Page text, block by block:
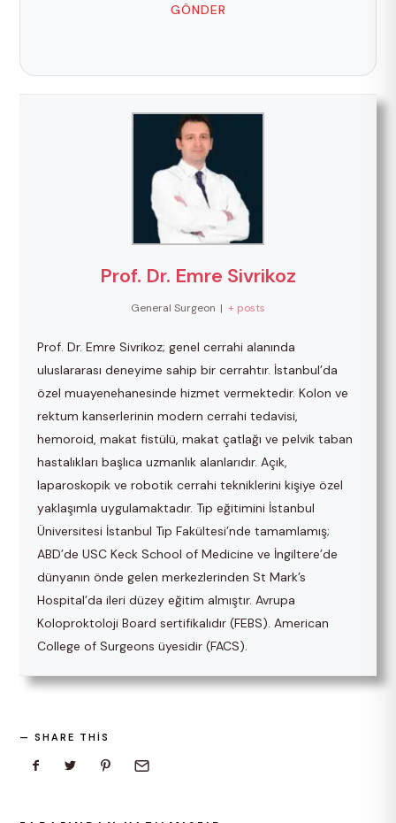
GÖNDER
Prof. Dr. Emre Sivrikoz
General Surgeon | + posts
Prof. Dr. Emre Sivrikoz; genel cerrahi alanında
uluslararası deneyime sahip bir cerrahtır. İstanbul’da
özel muayenehanesinde hizmet vermektedir. Kolon ve
rektum kanserlerinin modern cerrahi tedavisi,
hemoroid, makat fistülü, makat çatlağı ve pelvik taban
hastalıkları başlıca uzmanlık alanlarıdır. Açık,
laparoskopik ve robotik cerrahi tekniklerini kişiye özel
yaklaşımla uygulamaktadır. Tıp eğitimini İstanbul
Üniversitesi İstanbul Tıp Fakültesi’nde tamamlamış;
ABD’de USC Keck School of Medicine ve İngiltere’de
dünyanın önde gelen merkezlerinden St Mark’s
Hospital’da ileri düzey eğitim almıştır. Avrupa
Koloproktoloji Board sertifikalıdır (FEBS). American
College of Surgeons üyesidir (FACS).
SHARE THIS